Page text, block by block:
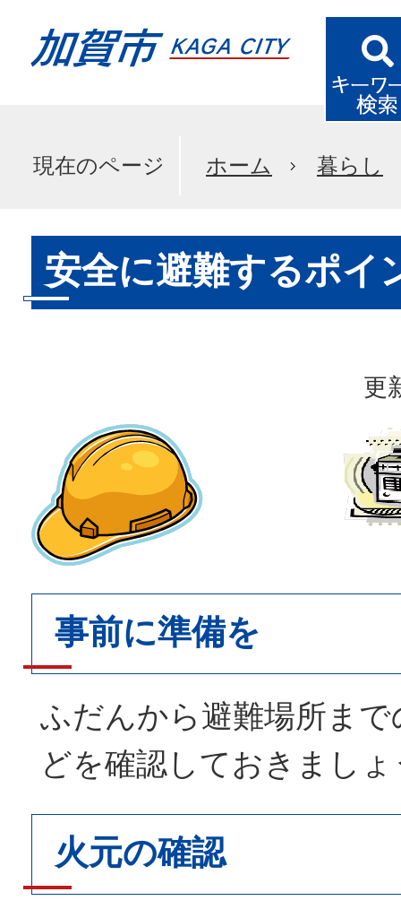
現在のページ ホーム 暮らし
安全に避難するポイ
更
事前に準備を
ふだんから避難場所ま
どを確認しておきましょ
火元の確認